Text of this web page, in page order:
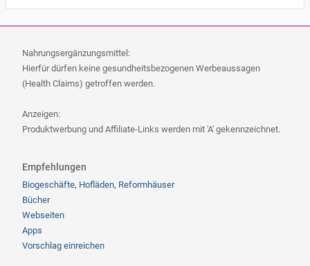
Nahrungsergänzungsmittel:
Hierfür dürfen keine gesundheitsbezogenen Werbeaussagen
(Health Claims) getroffen werden.
Anzeigen:
Produktwerbung und Affiliate-Links werden mit 'A' gekennzeichnet.
Empfehlungen
Biogeschäfte, Hofläden, Reformhäuser
Bücher
Webseiten
Apps
Vorschlag einreichen